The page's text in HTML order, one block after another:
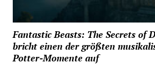
Fantastic Beasts: The Secrets of
bricht einen der größten
Potter-Momente auf